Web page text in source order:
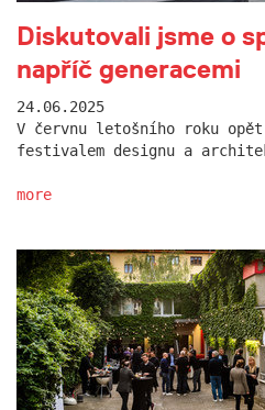
Diskutovali jsme o
napříč generacemi
24.06.2025
V červnu letošního roku
festivalem designu a
more